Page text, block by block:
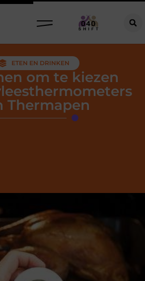
ETEN EN DRINKEN
om te kiezen
Thermapen